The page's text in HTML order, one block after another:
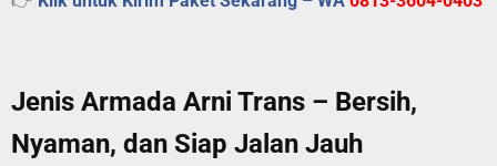
Jenis Armada Arni Trans – Bersih,
Nyaman, dan Siap Jalan Jauh